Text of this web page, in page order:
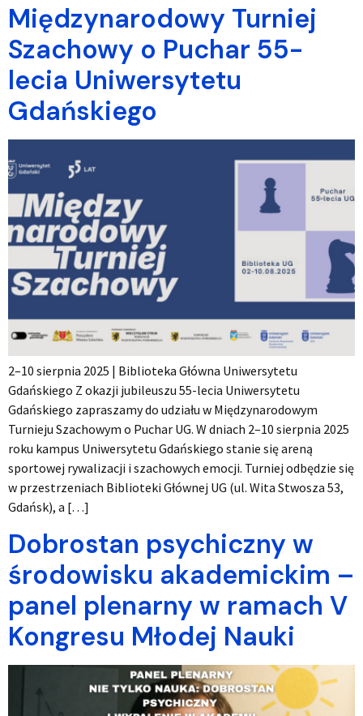
Międzynarodowy Turniej
Szachowy o Puchar 55-
lecia Uniwersytetu
Gdańskiego
2–10 sierpnia 2025 | Biblioteka Główna Uniwersytetu
Gdańskiego Z okazji jubileuszu 55-lecia Uniwersytetu
Gdańskiego zapraszamy do udziału w Międzynarodowym
Turnieju Szachowym o Puchar UG. W dniach 2–10 sierpnia 2025
roku kampus Uniwersytetu Gdańskiego stanie się areną
sportowej rywalizacji i szachowych emocji. Turniej odbędzie się
w przestrzeniach Biblioteki Głównej UG (ul. Wita Stwosza 53,
Gdańsk), a […]
Dobrostan psychiczny w
środowisku akademickim –
panel plenarny w ramach V
Kongresu Młodej Nauki